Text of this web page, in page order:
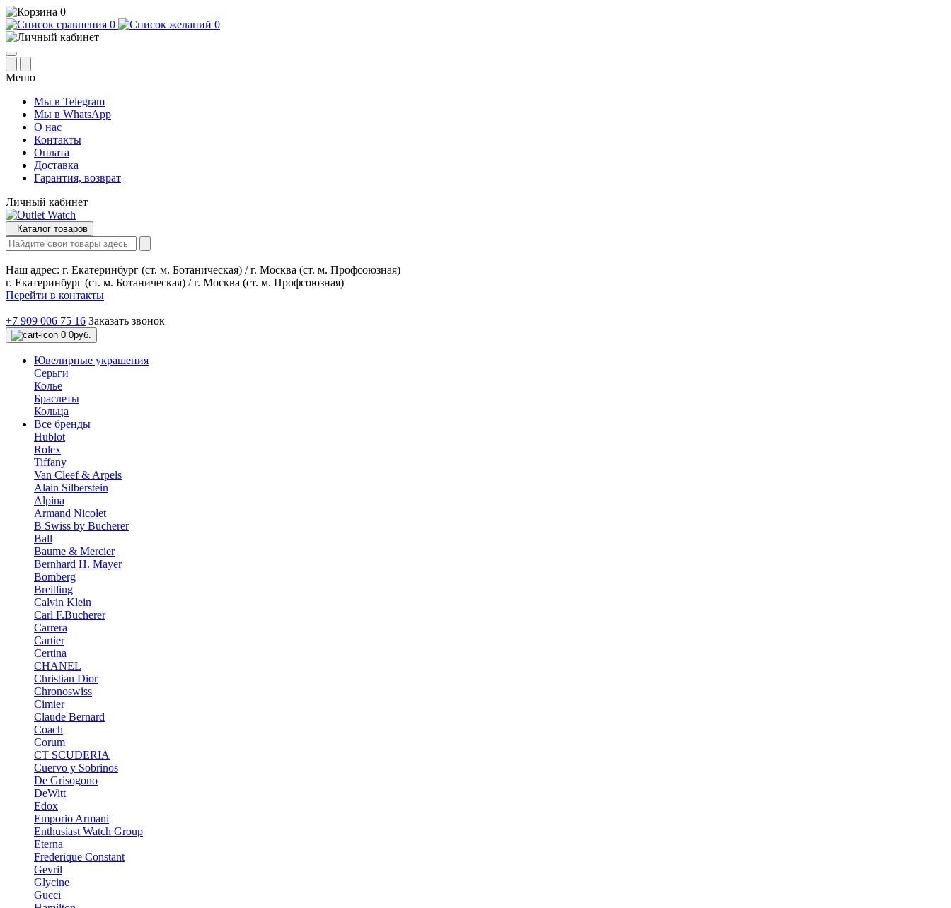
0
0
0
Меню
Мы в Telegram
Мы в WhatsApp
О нас
Контакты
Оплата
Доставка
Гарантия, возврат
Личный кабинет
Каталог товаров
Наш адрес: г. Екатеринбург (ст. м. Ботаническая) / г. Москва (ст. м. Профсоюзная)
г. Екатеринбург (ст. м. Ботаническая) / г. Москва (ст. м. Профсоюзная)
Перейти в контакты
+7 909 006 75 16 Заказать звонок
0 0руб.
Ювелирные украшения
Серьги
Колье
Браслеты
Кольца
Все бренды
Hublot
Rolex
Tiffany
Van Cleef & Arpels
Alain Silberstein
Alpina
Armand Nicolet
B Swiss by Bucherer
Ball
Baume & Mercier
Bernhard H. Mayer
Bomberg
Breitling
Calvin Klein
Carl F.Bucherer
Carrera
Cartier
Certina
CHANEL
Christian Dior
Chronoswiss
Cimier
Claude Bernard
Coach
Corum
CT SCUDERIA
Cuervo y Sobrinos
De Grisogono
DeWitt
Edox
Emporio Armani
Enthusiast Watch Group
Eterna
Frederique Constant
Gevril
Glycine
Gucci